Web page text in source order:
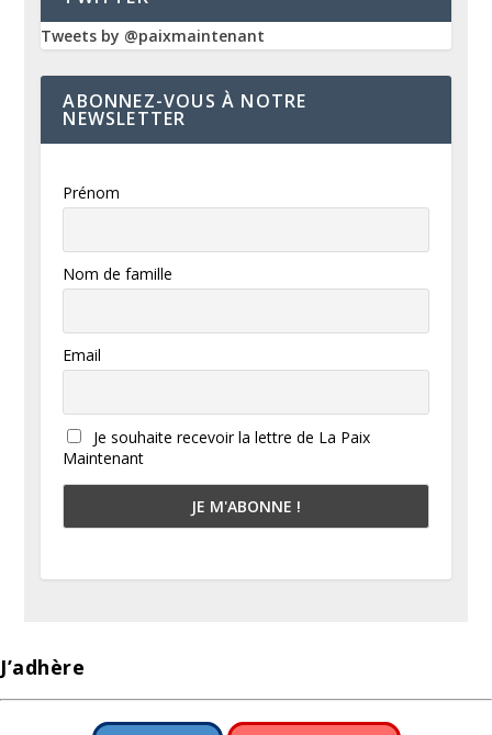
Tweets by @paixmaintenant
ABONNEZ-VOUS À NOTRE
NEWSLETTER
Prénom
Nom de famille
Email
Je souhaite recevoir la lettre de La Paix
Maintenant
J’adhère